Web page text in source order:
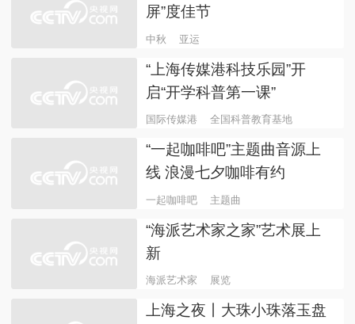
多维度探索科技创新的更多
可能！“2023科创大会”明日
启幕
2023科创大会 上海
“2023科创大会”召开在即，
热点抢先看！
2023科创大会 上海
中秋亚运喜相逢 “百城千
屏”度佳节
中秋 亚运
“上海传媒港科技乐园”开
启“开学科普第一课”
国际传媒港 全国科普教育基地